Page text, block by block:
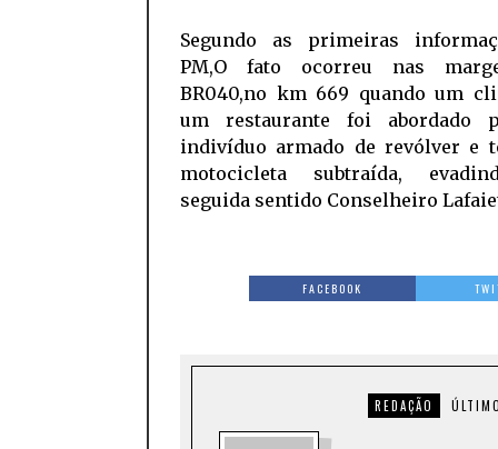
Segundo as primeiras
PM,O fato ocorreu nas
BR040,no km 669 quando um
um restaurante foi abordado
indivíduo armado de revólver e
motocicleta subtraída,
seguida sentido Conselheiro
FACEBOOK
REDAÇÃO